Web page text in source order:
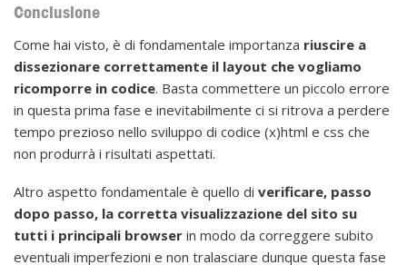
Conclusione
Come hai visto, è di fondamentale importanza riuscire a
dissezionare correttamente il layout che vogliamo
ricomporre in codice. Basta commettere un piccolo errore
in questa prima fase e inevitabilmente ci si ritrova a perdere
tempo prezioso nello sviluppo di codice (x)html e css che
non produrrà i risultati aspettati.
Altro aspetto fondamentale è quello di verificare, passo
dopo passo, la corretta visualizzazione del sito su
tutti i principali browser in modo da correggere subito
eventuali imperfezioni e non tralasciare dunque questa fase